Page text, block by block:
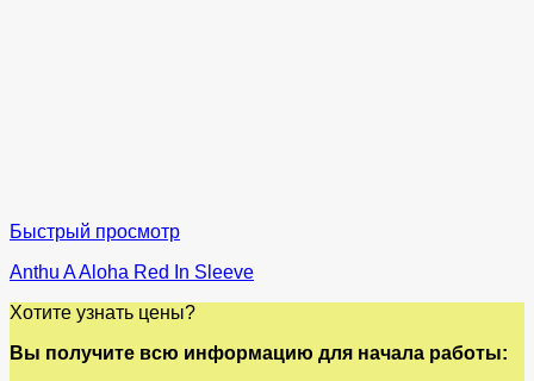
Быстрый просмотр
Anthu A Aloha Red In Sleeve
Хотите узнать цены?
Вы получите всю информацию для начала работы: